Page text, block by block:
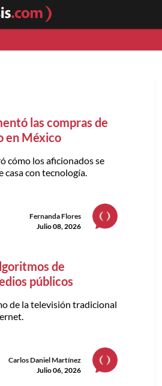
las compras de
en México
cómo los aficionados se
casa con tecnología.
Fernanda Flores
Julio 08, 2026
de
públicos
de la televisión tradicional
Carlos Daniel Martínez
Julio 06, 2026